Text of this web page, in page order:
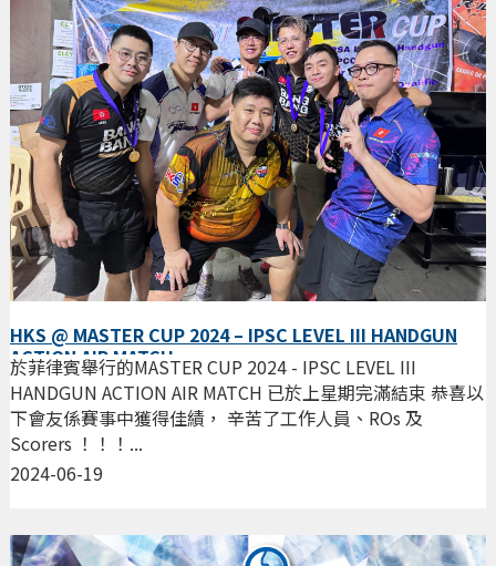
HKS @ MASTER CUP 2024 – IPSC LEVEL III HANDGUN
ACTION AIR MATCH
2024-06-19
於菲律賓舉行的MASTER CUP 2024 - IPSC LEVEL III
HANDGUN ACTION AIR MATCH 已於上星期完滿結束 恭喜以
下會友係賽事中獲得佳績， 辛苦了工作人員、ROs 及
Scorers ！！！...